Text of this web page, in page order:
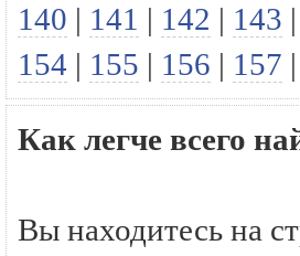
140 | 141 | 142 | 143 |
154 | 155 | 156 | 157 |
Как легче всего
Вы находитесь на